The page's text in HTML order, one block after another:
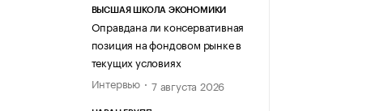
ВЫСШАЯ ШКОЛА ЭКОНОМИКИ
Оправдана ли консервативная
позиция на фондовом рынке в
текущих условиях
Интервью
7 августа 2026